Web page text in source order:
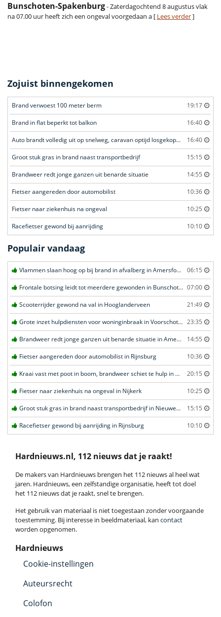
Bunschoten-Spakenburg- Zaterdagochtend 8 augustus vlak
na 07.00 uur heeft zich een ongeval voorgedaan a [ Lees verder]
Zojuist binnengekomen
Brand verwoest 100 meter berm 19:17
Brand in flat beperkt tot balkon 16:40
Auto brandt volledig uit op snelweg, caravan optijd losgekoppeld 16:40
Groot stuk gras in brand naast transportbedrijf 15:15
Brandweer redt jonge ganzen uit benarde situatie 14:55
Fietser aangereden door automobilist 10:36
Fietser naar ziekenhuis na ongeval 10:25
Racefietser gewond bij aanrijding 10:10
Populair vandaag
Vlammen slaan hoog op bij brand in afvalberg in Amersfoort 06:15
Frontale botsing leidt tot meerdere gewonden in Bunschoten-Spakenburg 07:00
Scooterrijder gewond na val in Hooglanderveen 21:49
Grote inzet hulpdiensten voor woninginbraak in Voorschoten 23:35
Brandweer redt jonge ganzen uit benarde situatie in Amersfoort 14:55
Fietser aangereden door automobilist in Rijnsburg 10:36
Kraai vast met poot in boom, brandweer schiet te hulp in Barneveld 20:15
Fietser naar ziekenhuis na ongeval in Nijkerk 10:25
Groot stuk gras in brand naast transportbedrijf in Nieuwegein 15:15
Racefietser gewond bij aanrijding in Rijnsburg 10:10
Hardnieuws.nl, 112 nieuws dat je raakt!
De makers van Hardnieuws brengen het 112 nieuws al heel wat
jaren. Hardnieuws, een zelfstandige organisatie, heeft tot doel
het 112 nieuws dat je raakt, snel te brengen.
Het gebruik van materiaal is niet toegestaan zonder voorgaande
toestemming. Bij interesse in beeldmateriaal, kan contact
worden opgenomen.
Hardnieuws
Cookie-instellingen
Auteursrecht
Colofon